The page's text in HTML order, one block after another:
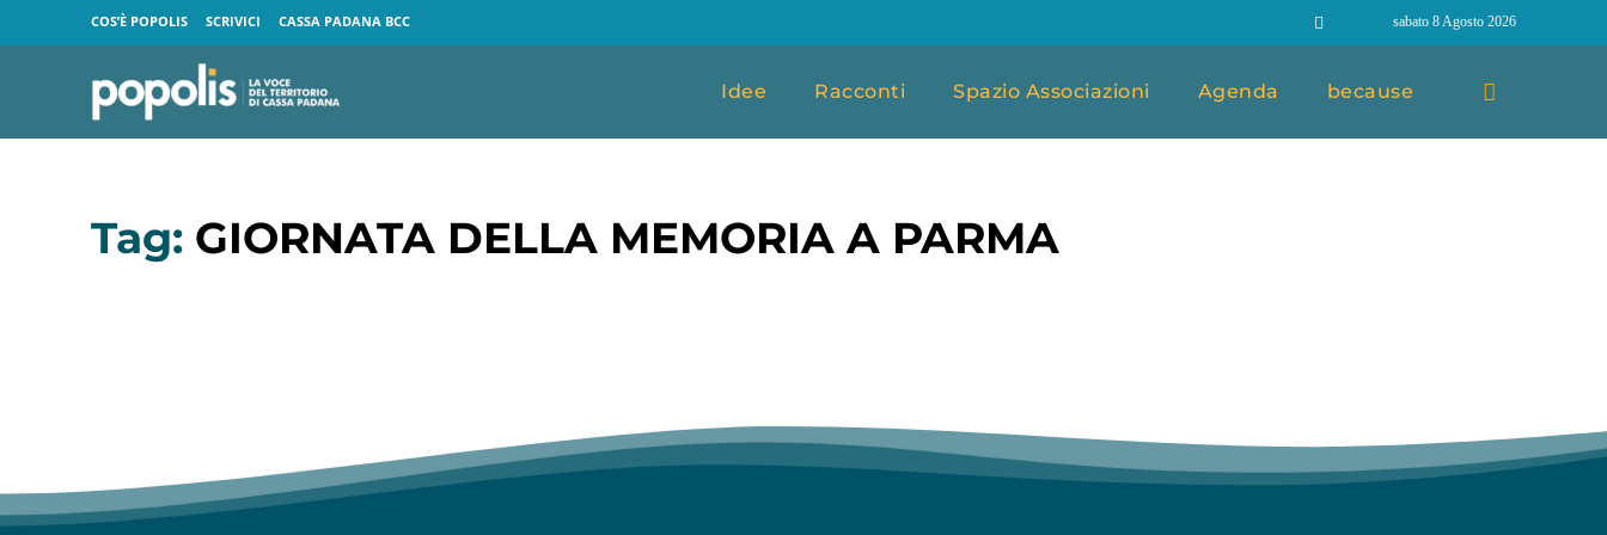
COS’È POPOLIS SCRIVICI CASSA PADANA BCC sabato 8 Agosto 2026
Idee Racconti Spazio Associazioni Agenda because
Tag: GIORNATA DELLA MEMORIA A PARMA